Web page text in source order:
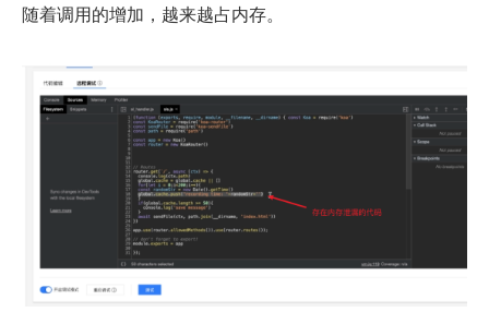
随着调用的增加，越来越占内存。